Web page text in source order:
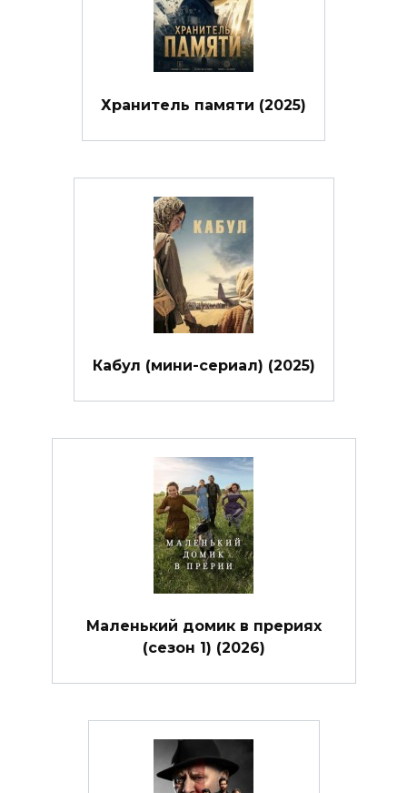
Хранитель памяти (2025)
Кабул (мини-сериал) (2025)
Маленький домик в прериях
(сезон 1) (2026)